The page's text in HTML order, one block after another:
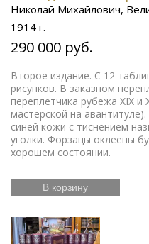
Николай Михайлович,
1914 г.
290 000 руб.
Второе издание. С 12
рисунков. В заказном
переплетчика рубежа XIX
мастерской на
синей кожи с тиснением
уголки. Форзацы оклеены
хорошем состоянии.
В корзину